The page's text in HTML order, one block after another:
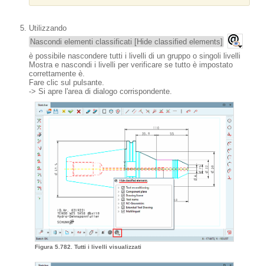
Utilizzando
Nascondi elementi classificati [Hide classified elements]
è possibile nascondere tutti i livelli di un gruppo o singoli livelli
Mostra e nascondi i livelli per verificare se tutto è impostato
correttamente è.
Fare clic sul pulsante.
-> Si apre l'area di dialogo corrispondente.
Figura 5.782. Tutti i livelli visualizzati